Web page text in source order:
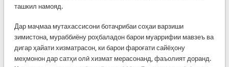
ташкил намояд.
Дар маҷмаа мутахассисони ботаҷрибаи соҳаи варзиши
зимистона, мураббиёну роҳбаладон барои муаррифии мавзеъ ва
дигар ҳайати хизматрасон, ки барои фароғати сайёҳону
меҳмонон дар сатҳи олӣ хизмат мерасонанд, фаъолият доранд.